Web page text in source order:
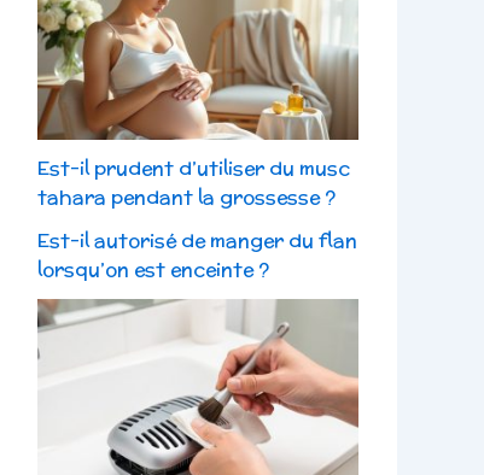
Est-il prudent d’utiliser du musc
tahara pendant la grossesse ?
Est-il autorisé de manger du flan
lorsqu’on est enceinte ?